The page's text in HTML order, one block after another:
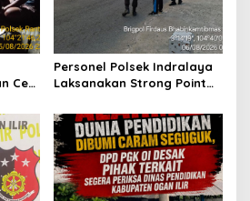
Cek
Personel Polsek Indralaya
Laksanakan Strong Point
Lalu Lintas Saat Jam
Masuk Sekolah